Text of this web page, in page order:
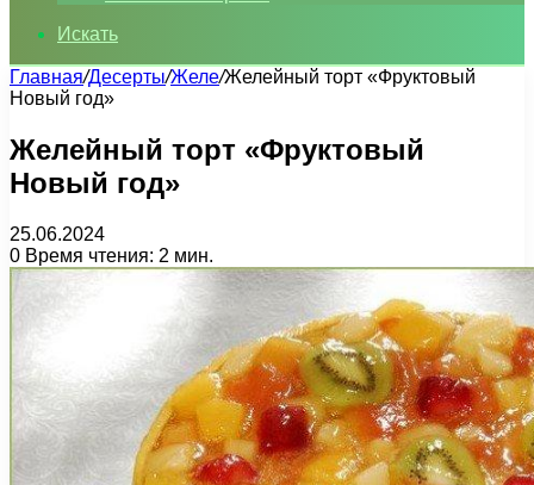
Искать
Главная/Десерты/Желе/Желейный торт «Фруктовый
Новый год»
Желейный торт «Фруктовый
Новый год»
25.06.2024
0 Время чтения: 2 мин.